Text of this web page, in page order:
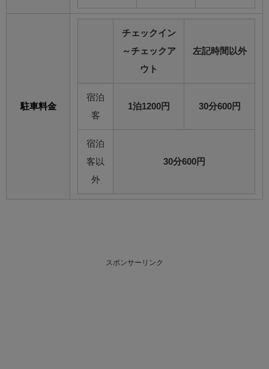
駐車料金
チェックイン
～チェックア
ウト
左記時間以外
宿泊
客
1泊1200円 30分600円
宿泊
客以
外
30分600円
スポンサーリンク